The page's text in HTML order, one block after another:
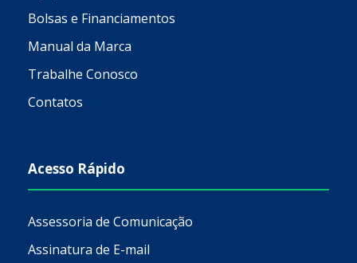
Bolsas e Financiamentos
Manual da Marca
Trabalhe Conosco
Contatos
Acesso Rápido
Assessoria de Comunicação
Assinatura de E-mail